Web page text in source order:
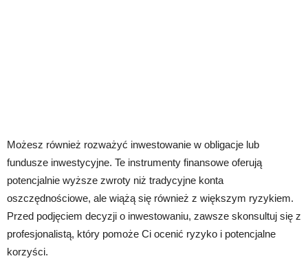
Możesz również rozważyć inwestowanie w obligacje lub
fundusze inwestycyjne. Te instrumenty finansowe oferują
potencjalnie wyższe zwroty niż tradycyjne konta
oszczędnościowe, ale wiążą się również z większym ryzykiem.
Przed podjęciem decyzji o inwestowaniu, zawsze skonsultuj się z
profesjonalistą, który pomoże Ci ocenić ryzyko i potencjalne
korzyści.